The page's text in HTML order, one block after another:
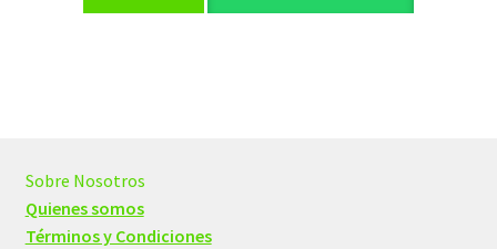
era:
es:
Sobre Nosotros
Quienes somos
Términos y Condiciones